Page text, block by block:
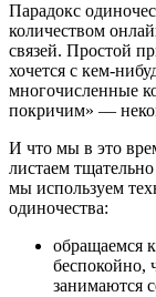
Парадокс
количеством
связей. Простой
хочется с кем-
многочисленные
покричим» —
И что мы в это
листаем
мы используем
одиночества:
обращаемся
беспокойно,
занимаются